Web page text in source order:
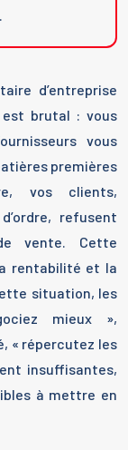
d’entreprise
brutal : vous
vous
premières
vos clients,
refusent
vente. Cette
rentabilité et la
situation, les
mieux »,
« répercutez les
insuffisantes,
à mettre en